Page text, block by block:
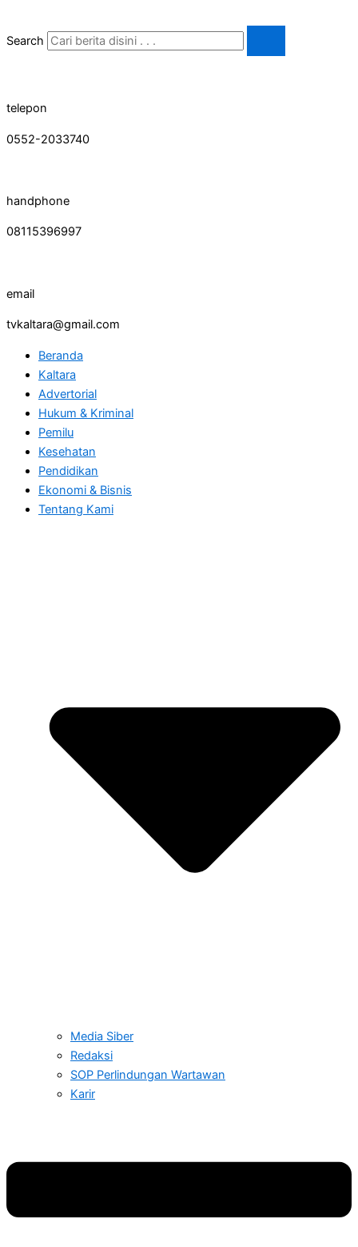
content
Search
telepon
0552-2033740
handphone
08115396997
email
tvkaltara@gmail.com
Beranda
Kaltara
Advertorial
Hukum & Kriminal
Pemilu
Kesehatan
Pendidikan
Ekonomi & Bisnis
Tentang Kami
Media Siber
Redaksi
SOP Perlindungan Wartawan
Karir
Kabupaten
Nunukan
Sampah
Target
2025